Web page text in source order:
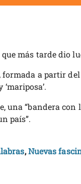
más tarde dio
formada a partir
una “bandera
país”.
,Nuevas